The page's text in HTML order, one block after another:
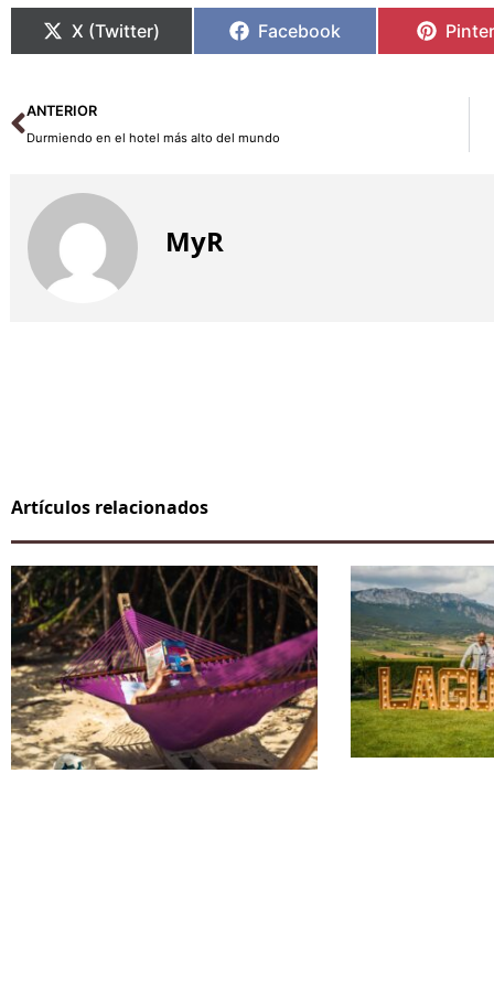
X (Twitter) Facebook
Ant
ANTERIOR
Durmiendo en el hotel más alto del mundo
MyR
Artículos relacionados